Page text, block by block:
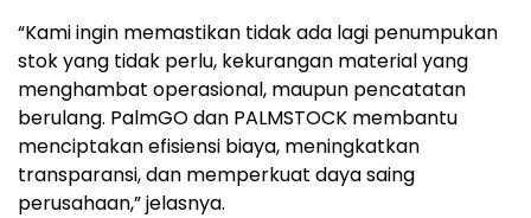
“Kami ingin memastikan tidak ada lagi penumpukan
stok yang tidak perlu, kekurangan material yang
menghambat operasional, maupun pencatatan
berulang. PalmGO dan PALMSTOCK membantu
menciptakan efisiensi biaya, meningkatkan
transparansi, dan memperkuat daya saing
perusahaan,” jelasnya.